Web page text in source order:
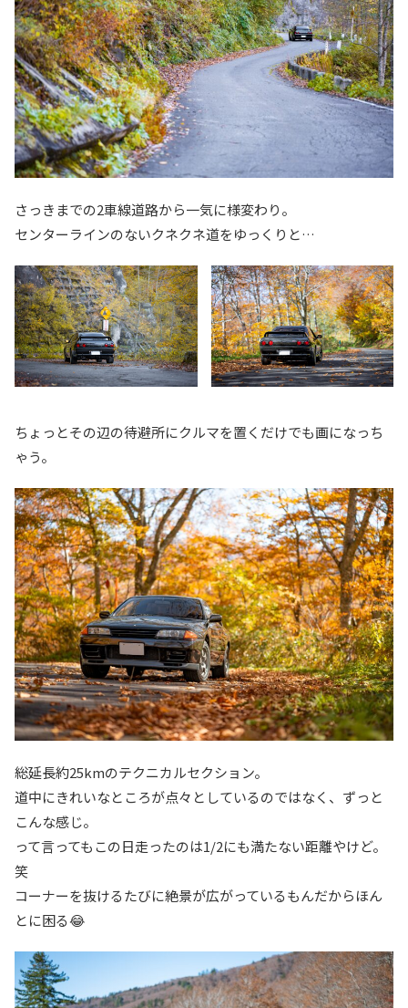
さっきまでの2車線道路から一気に様変わり。
センターラインのないクネクネ道をゆっくりと…
ちょっとその辺の待避所にクルマを置くだけでも画になっち
ゃう。
総延長約25kmのテクニカルセクション。
道中にきれいなところが点々としているのではなく、ずっと
こんな感じ。
って言ってもこの日走ったのは1/2にも満たない距離やけど。
笑
コーナーを抜けるたびに絶景が広がっているもんだからほん
とに困る😂